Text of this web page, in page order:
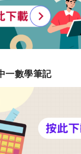
一數學筆記